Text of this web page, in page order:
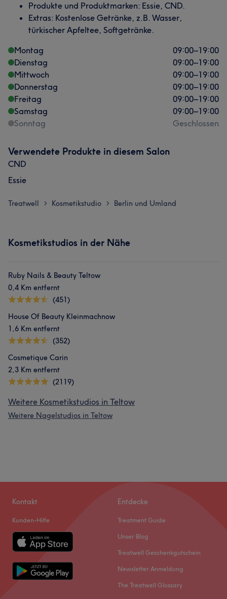
Produkte und Produktmarken: Essie, CND.
Extras: Kostenlose Getränke, z.B. Wasser,
türkischer Apfeltee, Softgetränke.
Montag
09:00–19:00
Dienstag
09:00–19:00
Mittwoch
09:00–19:00
Donnerstag
09:00–19:00
Freitag
09:00–19:00
Samstag
09:00–19:00
Sonntag
Geschlossen
Verwendete Produkte in diesem Salon
CND
Essie
Treatwell > Kosmetikstudio > Berlin und Umland
Kosmetikstudios in der Nähe
Ruby Nails & Beauty Teltow
0,4 Km entfernt
(451)
House Of Beauty Kleinmachnow
1,6 Km entfernt
(352)
Cosmetique Carin
2,3 Km entfernt
(2119)
Weitere Kosmetikstudios in Teltow
Weitere Nagelstudios in Teltow
Kontakt
Kunden-Hilfe
Entdecke
Treatment Guide
Unser Blog
Treatwell Geschenkgutschein
Newsletter Anmeldung
The Treatwell Glossary